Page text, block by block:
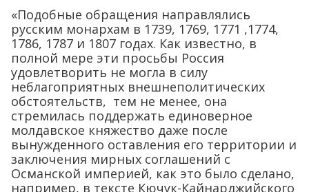
«Подобные обращения направлялись
русским монархам в 1739, 1769, 1771 ,1774,
1786, 1787 и 1807 годах. Как известно, в
полной мере эти просьбы Россия
удовлетворить не могла в силу
неблагоприятных внешнеполитических
обстоятельств, тем не менее, она
стремилась поддержать единоверное
молдавское княжество даже после
вынужденного оставления его территории и
заключения мирных соглашений с
Османской империей, как это было сделано,
например, в тексте Кючук-Кайнарджийского